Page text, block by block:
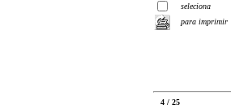
seleciona
para imprimir
4 / 25